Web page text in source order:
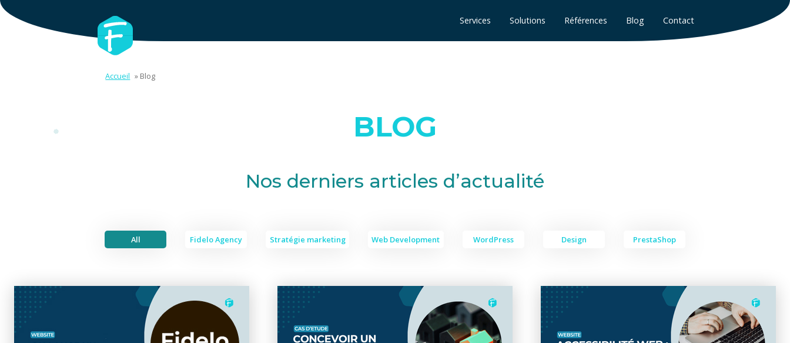
Services Solutions Références Blog Contact
Accueil » Blog
BLOG
Nos derniers articles d’actualité
All Fidelo Agency Stratégie marketing Web Development WordPress Design PrestaShop